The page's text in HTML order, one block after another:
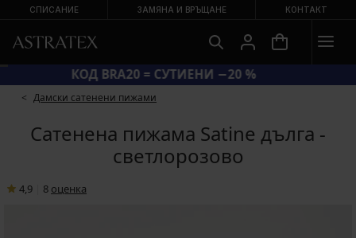
СПИСАНИЕ ЗАМЯНА И ВРЪЩАНЕ КОНТАКТ
КОД BRA20 = СУТИЕНИ −20 %
Дамски сатенени пижами
Сатенена пижама Satine дълга -
светлорозово
4,9 8 oценка